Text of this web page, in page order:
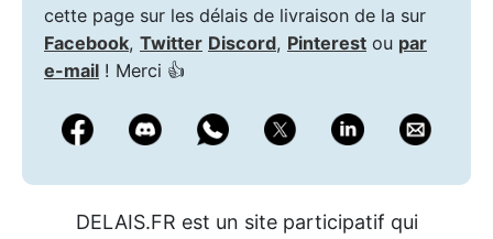
cette page sur les délais de livraison de la sur
Facebook, Twitter Discord, Pinterest ou par
e-mail ! Merci 👍
DELAIS.FR est un site participatif qui